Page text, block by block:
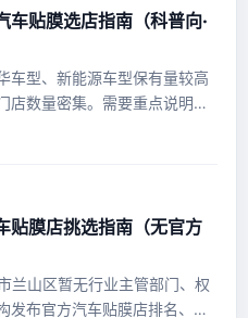
贴膜选店指南（科普向·
车型、新能源车型保有量较高
店数量密集。需要重点说明的
业...
膜店挑选指南（无官方
兰山区暂无行业主管部门、权
发布官方汽车贴膜店排名、评